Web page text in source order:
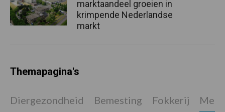
marktaandeel groeien in
krimpende Nederlandse
markt
Themapagina's
Diergezondheid Bemesting Fokkerij